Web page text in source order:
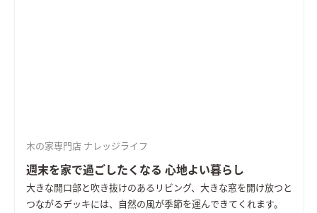
木の家専門店 ナレッジライフ
週末を家で過ごしたくなる 心地よい暮らし
大きな開口部と吹き抜けのあるリビング、大きな窓を開け放つと
つながるデッキには、自然の風が季節を運んできてくれます。